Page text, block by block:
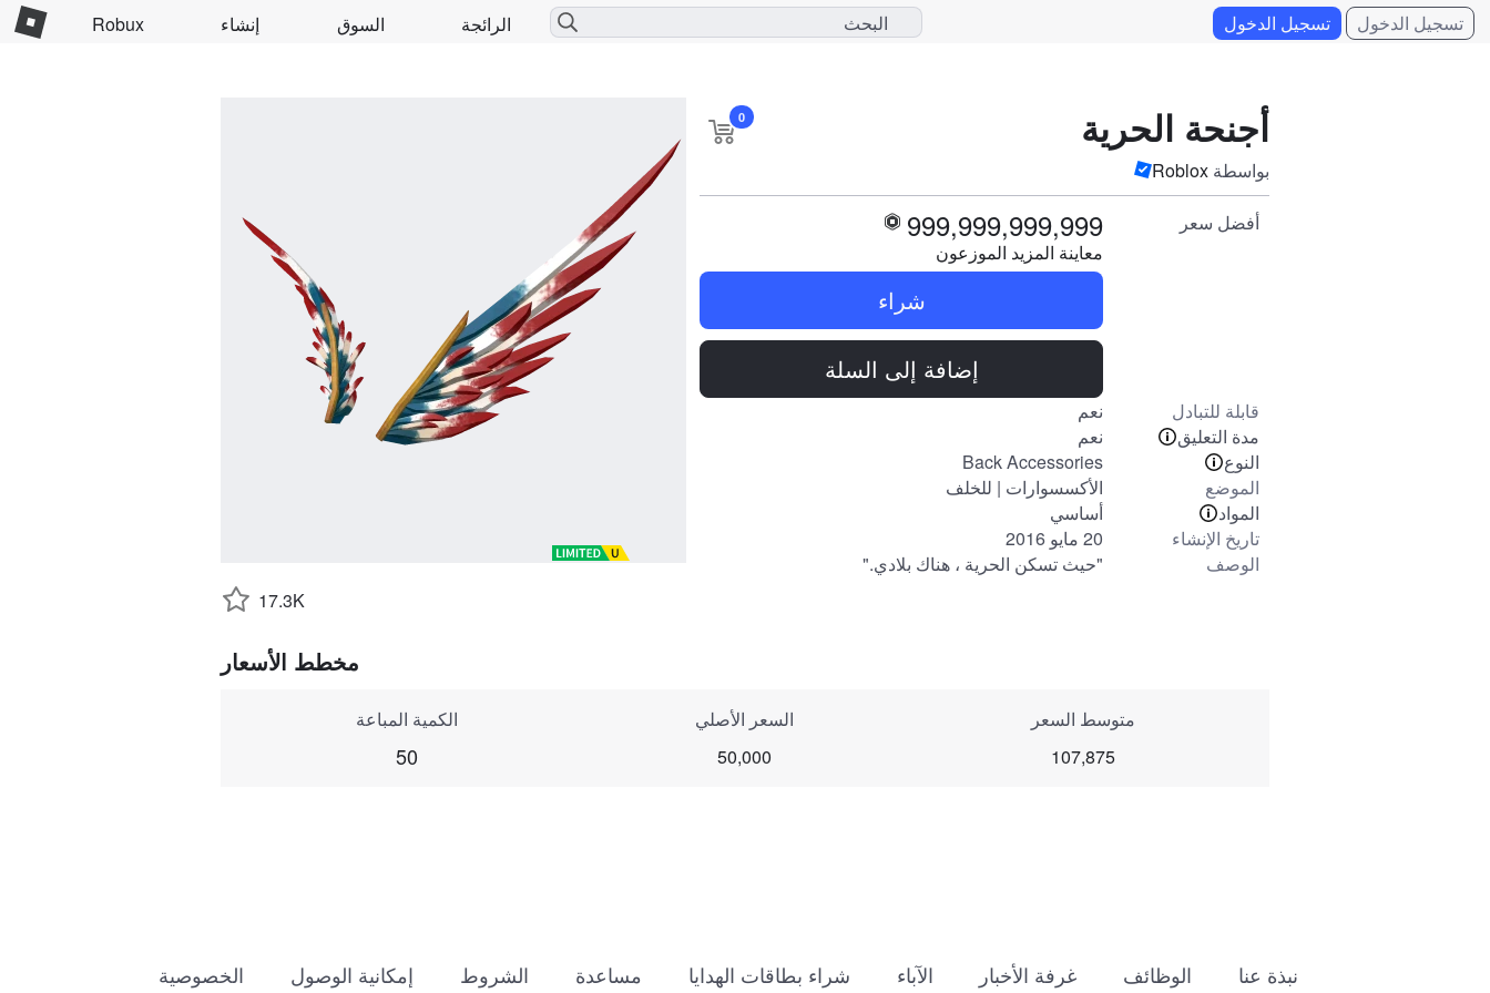
الرائجة السوق إنشاء Robux تسجيل الدخول تسجيل الدخول
أجنحة الحرية
بواسطة Roblox
0
أفضل سعر 999,999,999,999
معاينة المزيد الموزعون
شراء
إضافة إلى السلة
قابلة للتبادل
نعم
مدة التعليق
نعم
النوع
Back Accessories
الموضع
الأكسسوارات | للخلف
المواد
أساسي
تاريخ الإنشاء
20 مايو 2016
الوصف
"حيث تسكن الحرية ، هناك بلادي."
17.3K
مخطط الأسعار
الكمية المباعة
50
السعر الأصلي
50,000
متوسط السعر
107,875
نبذة عنا الوظائف غرفة الأخبار الآباء شراء بطاقات الهدايا مساعدة الشروط إمكانية الوصول الخصوصية